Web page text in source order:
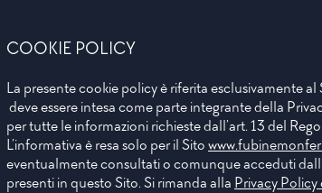
COOKIE POLICY
La presente cookie policy è riferita esclusivamente al
deve essere intesa come parte integrante della
per tutte le informazionirichieste dall’art. 13 del
L’informativa è resa solo per il Sito
eventualmente consultati o comunque acceduti
presenti in questo Sito. Si rimanda alla Privacy Policy